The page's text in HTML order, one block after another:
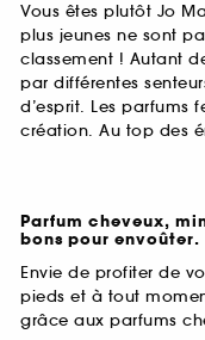
Vous êtes plutôt Jo
plus jeunes ne sont
classement ! Autant
par différentes
d’esprit. Les parfums
création. Au top des
Parfum cheveux,
bons pour envoûter.
Envie de profiter de
pieds et à tout
grâce aux parfums